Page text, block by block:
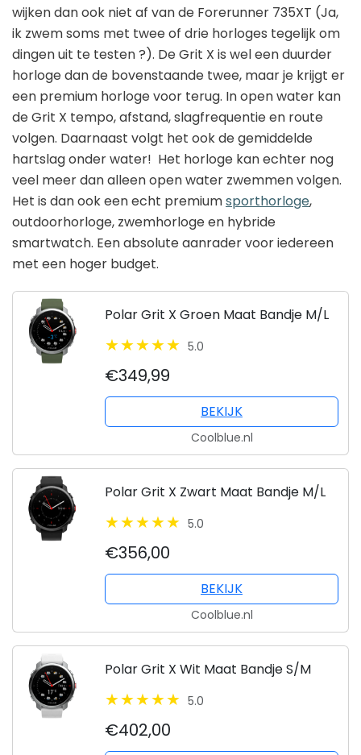
wijken dan ook niet af van de Forerunner 735XT (Ja,
ik zwem soms met twee of drie horloges tegelijk om
dingen uit te testen ?). De Grit X is wel een duurder
horloge dan de bovenstaande twee, maar je krijgt er
een premium horloge voor terug. In open water kan
de Grit X tempo, afstand, slagfrequentie en route
volgen. Daarnaast volgt het ook de gemiddelde
hartslag onder water! Het horloge kan echter nog
veel meer dan alleen open water zwemmen volgen.
Het is dan ook een echt premiumsporthorloge,
outdoorhorloge, zwemhorloge en hybride
smartwatch. Een absolute aanrader voor iedereen
met een hoger budget.
Polar Grit X Groen Maat Bandje M/L
5.0
€349,99
BEKIJK
Coolblue.nl
Polar Grit X Zwart Maat Bandje M/L
5.0
€356,00
BEKIJK
Coolblue.nl
Polar Grit X Wit Maat Bandje S/M
5.0
€402,00